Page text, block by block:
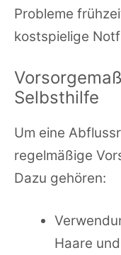
Probleme
kostspielige
Selbsthilfe
Um eine
regelmäßige
Dazu gehören:
Haare